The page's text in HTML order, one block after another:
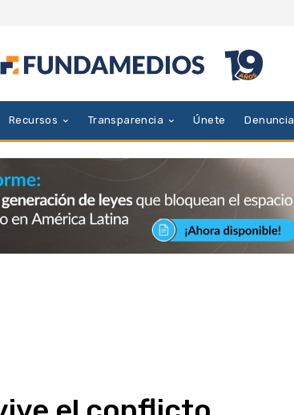
Recursos Transparencia Únete Denuncia